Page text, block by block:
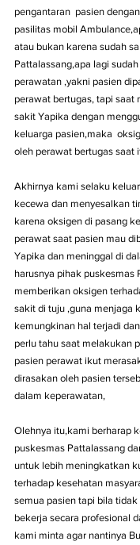
pengantaran  pasien
pasilitas mobil
atau bukan karena sudah
Pattalassang,apa lagi
perawatan ,yakni pasien
perawat bertugas, tapi saat
sakit Yapika dengan
keluarga pasien,maka
oleh perawat bertugas saat
Akhirnya kami selaku
kecewa dan menyesalkan
karena oksigen di pasang
perawat saat pasien mau
Yapika dan meninggal di
harusnya pihak puskesmas
memberikan oksigen
sakit di tuju ,guna menjaga
kemungkinan hal terjadi
perlu tahu saat melakukan
pasien perawat ikut
dirasakan oleh pasien
dalam keperawatan,
Olehnya itu,kami berharap
puskesmas Pattalassang
untuk lebih meningkatkan
terhadap kesehatan
semua pasien tapi bila tidak
bekerja secara profesional
kami minta agar nantinya